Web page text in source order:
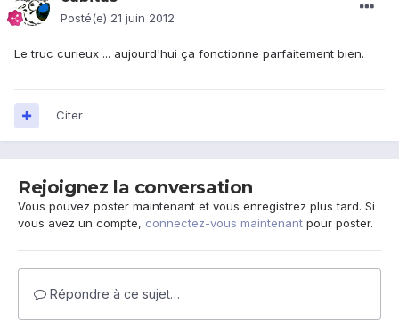
Posté(e) 21 juin 2012
Le truc curieux ... aujourd'hui ça fonctionne parfaitement bien.
Citer
Rejoignez la conversation
Vous pouvez poster maintenant et vous enregistrez plus tard. Si
vous avez un compte, connectez-vous maintenant pour poster.
Répondre à ce sujet…